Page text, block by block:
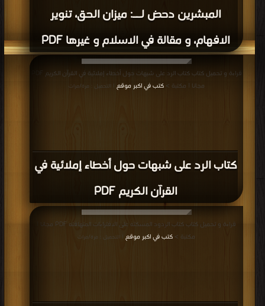
المبشرين دحض لــ: ميزان الحق، تنوير
الافهام، و مقالة في الاسلام و غيرها PDF
كتاب الرد على شبهات حول أخطاء إملائية في
القرآن الكريم PDF
مجانا | مكتبة >كتب في اكبر موقع | التحميل : مرة/مرات
قراءة و تحميل كتاب كتاب الردود المسكته على الافتراءات المتهافته PDF مجانا |
مكتبة > كتب في اكبر موقع | التحميل : مرة/مرات